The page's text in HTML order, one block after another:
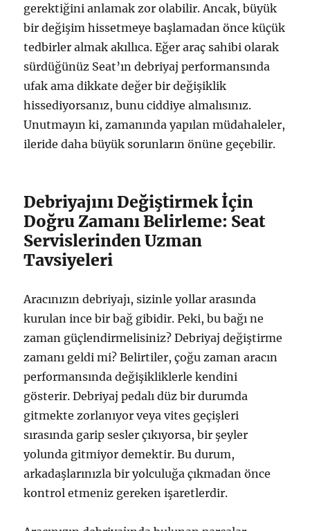
gerektiğini anlamak zor olabilir. Ancak, büyük
bir değişim hissetmeye başlamadan önce küçük
tedbirler almak akıllıca. Eğer araç sahibi olarak
sürdüğünüz Seat’ın debriyaj performansında
ufak ama dikkate değer bir değişiklik
hissediyorsanız, bunu ciddiye almalısınız.
Unutmayın ki, zamanında yapılan müdahaleler,
ileride daha büyük sorunların önüne geçebilir.
Debriyajını Değiştirmek İçin
Doğru Zamanı Belirleme: Seat
Servislerinden Uzman
Tavsiyeleri
Aracınızın debriyajı, sizinle yollar arasında
kurulan ince bir bağ gibidir. Peki, bu bağı ne
zaman güçlendirmelisiniz? Debriyaj değiştirme
zamanı geldi mi? Belirtiler, çoğu zaman aracın
performansında değişikliklerle kendini
gösterir. Debriyaj pedalı düz bir durumda
gitmekte zorlanıyor veya vites geçişleri
sırasında garip sesler çıkıyorsa, bir şeyler
yolunda gitmiyor demektir. Bu durum,
arkadaşlarınızla bir yolculuğa çıkmadan önce
kontrol etmeniz gereken işaretlerdir.